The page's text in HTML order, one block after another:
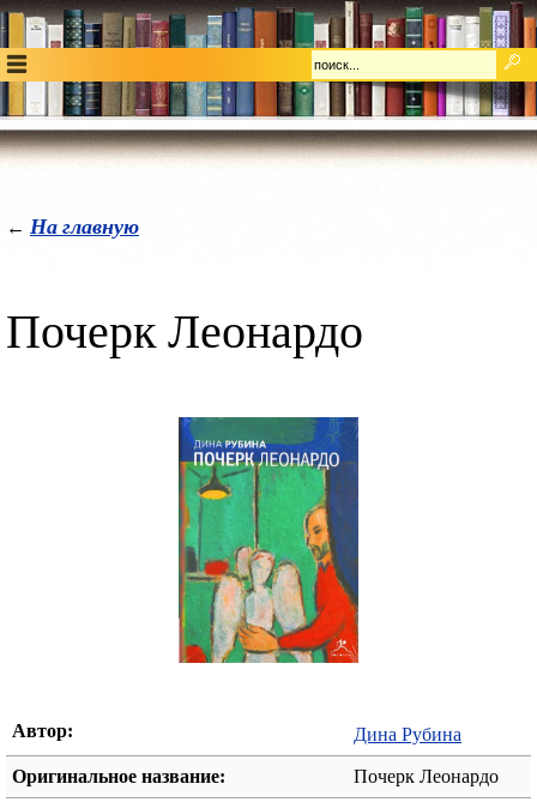
← На главную
Почерк Леонардо
Автор: Дина Рубина
Оригинальное название: Почерк Леонардо